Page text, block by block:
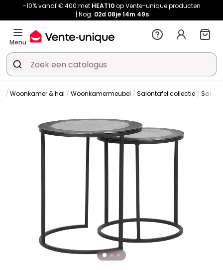
-10% vanaf € 400 met HEAT10op Vente-unique producten
Nog: 02d 08je14m 48s
Menu
Woonkamer & hal Woonkamermeubel Salontafel collectie